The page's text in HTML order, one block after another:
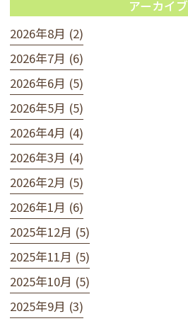
アーカイブ
2026年8月 (2)
2026年7月 (6)
2026年6月 (5)
2026年5月 (5)
2026年4月 (4)
2026年3月 (4)
2026年2月 (5)
2026年1月 (6)
2025年12月 (5)
2025年11月 (5)
2025年10月 (5)
2025年9月 (3)